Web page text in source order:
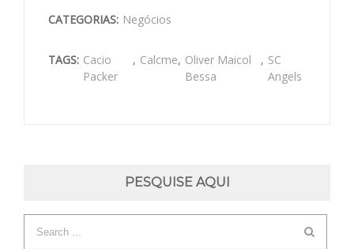
CATEGORIAS: Negócios
TAGS: Cacio
Packer
, Calcme, Oliver Maicol
Bessa
, SC
Angels
PESQUISE AQUI